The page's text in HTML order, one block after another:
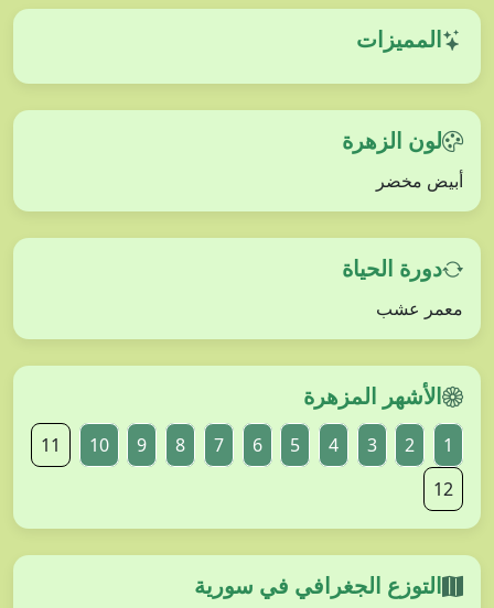
المميزات
لون الزهرة
أبيض مخضر
دورة الحياة
معمر عشب
الأشهر المزهرة
1
2
3
4
5
6
7
8
9
10
11
12
التوزع الجغرافي في سورية